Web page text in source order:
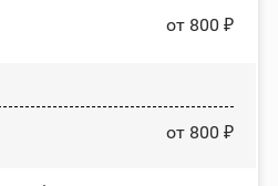
от 800 ₽
от 800 ₽